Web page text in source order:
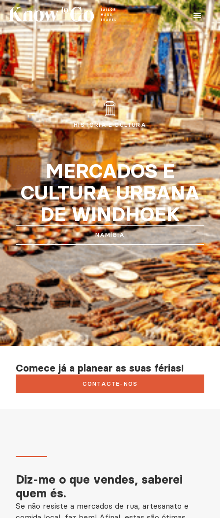
HISTÓRIA E CULTURA
MERCADOS E
CULTURA URBANA
DE WINDHOEK
NAMÍBIA
Comece já a planear as suas férias!
CONTACTE-NOS
Diz-me o que vendes, saberei
quem és.
Se não resiste a mercados de rua, artesanato e